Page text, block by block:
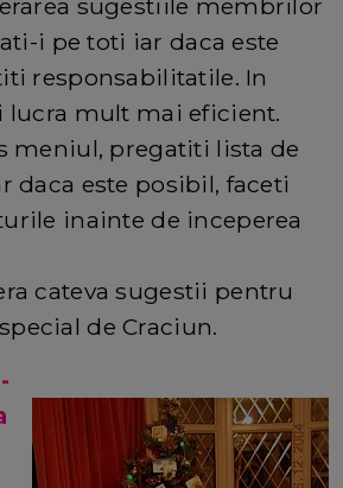
i pe toti iar daca este
responsabilitatile. In
lucra mult mai eficient.
meniul, pregatiti lista de
daca este posibil, faceti
inainte de inceperea
cateva sugestii pentru
de Craciun.